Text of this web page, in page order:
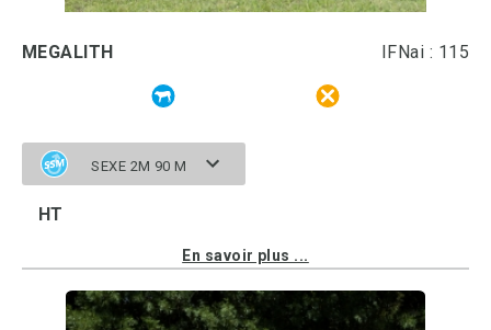
MEGALITH IFNai : 115
SEXE 2M 90 M
HT
En savoir plus ...